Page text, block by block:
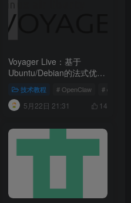
# WordPress插件 # 子比防红插件
Voyager Live：基于
Ubuntu/Debian的法式优雅
技术教程 # OpenClaw # docker
5月22日 21:31 14